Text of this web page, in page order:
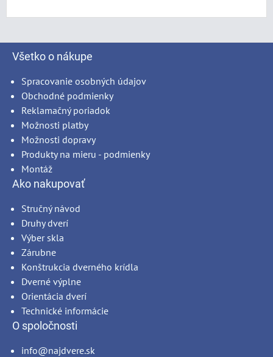
Všetko o nákupe
Spracovanie osobných údajov
Obchodné podmienky
Reklamačný poriadok
Možnosti platby
Možnosti dopravy
Produkty na mieru - podmienky
Montáž
Ako nakupovať
Stručný návod
Druhy dverí
Výber skla
Zárubne
Konštrukcia dverného krídla
Dverné výplne
Orientácia dverí
Technické informácie
O spoločnosti
info@najdvere.sk